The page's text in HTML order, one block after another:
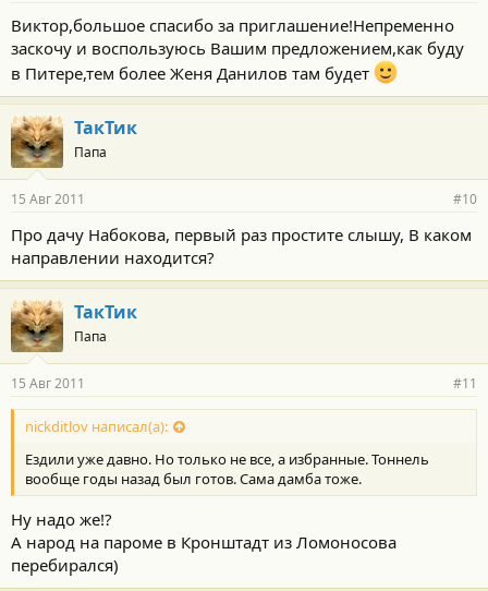
Виктор,большое спасибо за приглашение!Непременно
заскочу и воспользуюсь Вашим предложением,как буду
в Питере,тем более Женя Данилов там будет
ТакТик
Папа
15 Авг 2011 #10
Про дачу Набокова, первый раз простите слышу, В каком
направлении находится?
ТакТик
Папа
15 Авг 2011 #11
nickditlov написал(а):
Ездили уже давно. Но только не все, а избранные. Тоннель
вообще годы назад был готов. Сама дамба тоже.
Ну надо же!?
А народ на пароме в Кронштадт из Ломоносова
перебирался)